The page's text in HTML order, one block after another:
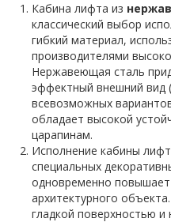
Кабина лифта из
классический выбор
гибкий материал,
производителями
Нержавеющая сталь
эффектный внешний вид
всевозможных
обладает высокой
царапинам.
Исполнение кабины
специальных
одновременно
архитектурного
гладкой поверхностью